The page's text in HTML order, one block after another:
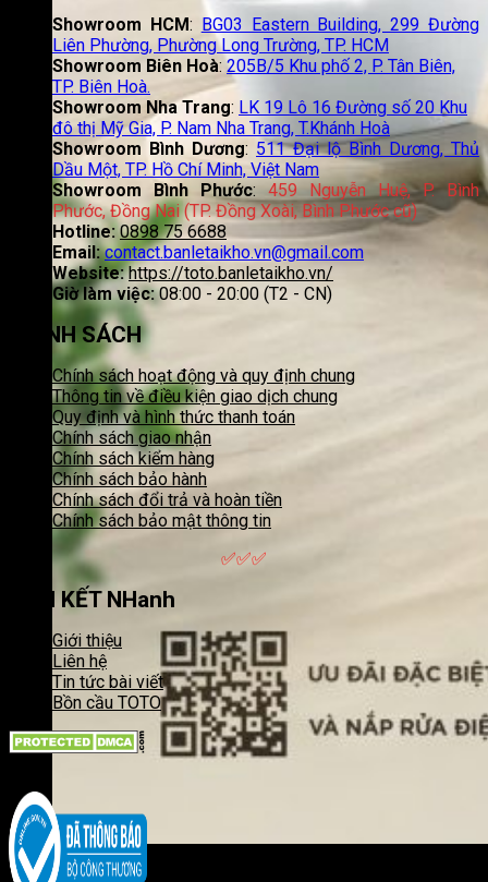
Showroom HCM: BG03 Eastern Building, 299 Đường
Liên Phường, Phường Long Trường, TP. HCM
Showroom Biên Hoà:205B/5 Khu phố 2, P. Tân Biên,
TP. Biên Hoà.
Showroom Nha Trang: LK 19 Lô 16 Đường số 20 Khu
đô thị Mỹ Gia, P. Nam Nha Trang, T.Khánh Hoà
Showroom Bình Dương: 511 Đại lộ Bình Dương, Thủ
Dầu Một, TP. Hồ Chí Minh, Việt Nam
Showroom Bình Phước:459 Nguyễn Huệ, P. Bình
Phước, Đồng Nai (TP. Đồng Xoài, Bình Phước cũ)
Hotline: 0898 75 6688
Email: contact.banletaikho.vn@gmail.com
Website: https://toto.banletaikho.vn/
Giờ làm việc:08:00 - 20:00 (T2 - CN)
CHÍNH SÁCH
Chính sách hoạt động và quy định chung
Thông tin về điều kiện giao dịch chung
Quy định và hình thức thanh toán
Chính sách giao nhận
Chính sách kiểm hàng
Chính sách bảo hành
Chính sách đổi trả và hoàn tiền
Chính sách bảo mật thông tin
✅✅✅
LIÊN KẾT NHanh
Giới thiệu
Liên hệ
Tin tức bài viết
Bồn cầu TOTO